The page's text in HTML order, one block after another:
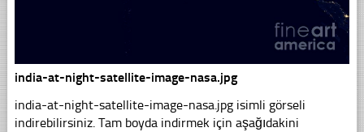
india-at-night-satellite-image-nasa.jpg
india-at-night-satellite-image-nasa.jpg isimli görseli
indirebilirsiniz. Tam boyda indirmek için aşağıdakini